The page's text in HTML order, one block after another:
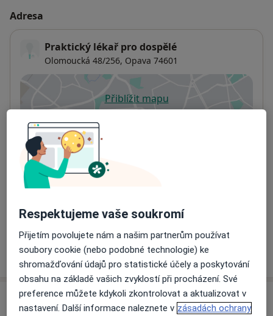
Adresa
Praktický lékař pro dospělé
Olomoucká 48/256, Opava 74601
Přiblížit mapuse otevře v nové záložce
Dostupnost
Na této adrese online kalendář není aktivní
Co mám v takové situaci udělat?
Způsoby platby (soukromé návštěvy)
Detaily
Víceo adrese
Názory
Respektujeme vaše soukromí
Přijetím povolujete nám a našim partnerům používat
soubory cookie (nebo podobné technologie) ke
shromažďování údajů pro statistické účely a poskytování
obsahu na základě vašich zvyklostí při procházení. Své
preference můžete kdykoli zkontrolovat a aktualizovat v
nastavení. Další informace naleznete v zásadách ochrany